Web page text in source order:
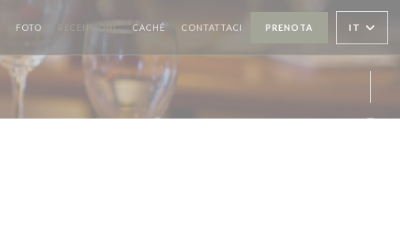
FOTO RECENSIONI CACHÉ ((APRE UNA NUOVA FINESTRA))
CONTATTACI PRENOTA IT